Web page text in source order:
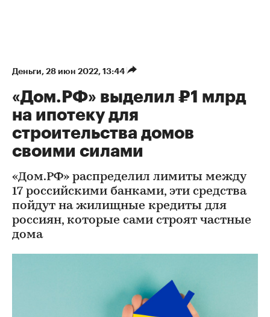
Деньги⁠, 28 июн 2022, 13:44
«Дом.РФ» выделил ₽1 млрд
на ипотеку для
строительства домов
своими силами
«Дом.РФ» распределил лимиты между
17 российскими банками, эти средства
пойдут на жилищные кредиты для
россиян, которые сами строят частные
дома